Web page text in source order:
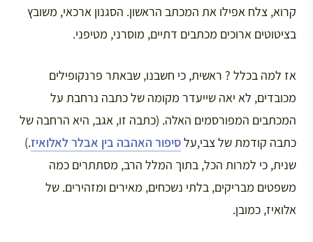
קרוא, צלח אפילו את המכתב הראשון. הסגנון ארכאי, משובץ
בציטוטים ארוכים מכתבים דתיים, מוסרני, מטיפני.
אז למה בכלל ? ראשית, כי חשבנו, שבאתר פרנקופילים
מכובדים, לא יאה שייעדר מקומה של כתבה נרחבת על
המכתבים המפורסמים האלה. (כתבה זו, אגב, היא הרחבה של
כתבה קודמת של צבי,עלסיפור האהבה בין אבלר לאלואיז.)
שנית, כי למרות הכל, בתוך המלל הרב, מסתתרים כמה
משפטים מבריקים, בלתי נשכחים, מאירים ומזהירים. של
אלואיז, כמובן.